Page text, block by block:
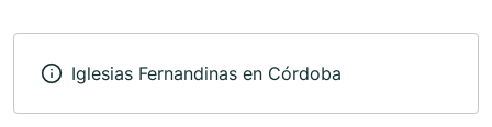
Iglesias Fernandinas en Córdoba